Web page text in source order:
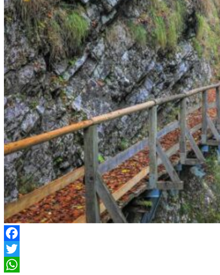
Facebook
Twitter